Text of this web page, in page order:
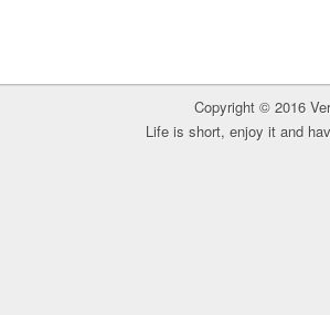
Copyright © 2016
Life is short, enjoy it and